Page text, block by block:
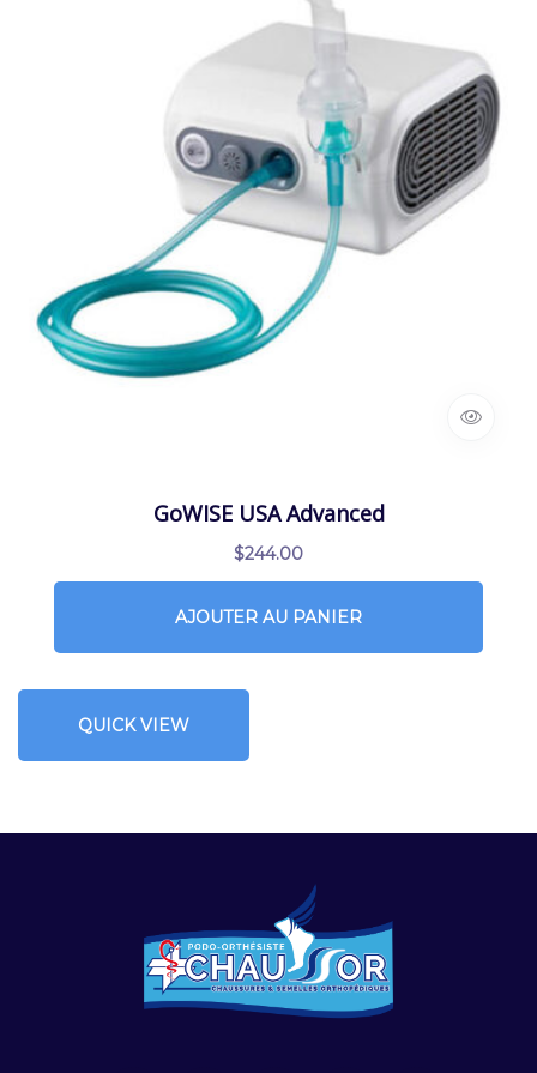
GoWISE USA Advanced
$244.00
AJOUTER AU PANIER
QUICK VIEW